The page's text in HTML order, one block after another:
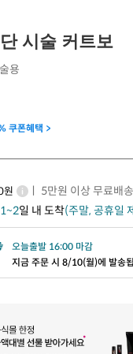
시술 커트보
용
쿠폰혜택 >
원
ㅣ 5만원 이상 무료배송
1~2일 내 도착(주말, 공휴일
오늘출발 16:00 마감
지금 주문 시 8/10(월)에 발송